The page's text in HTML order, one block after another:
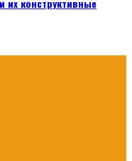
конструктивные